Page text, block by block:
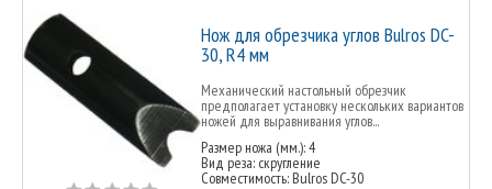
Нож для обрезчика углов Bulros DC-
30, R4 мм
Механический настольный обрезчик
предполагает установку нескольких вариантов
ножей для выравнивания углов...
Размер ножа (мм.): 4
Вид реза: скругление
Совместимость: Bulros DC-30